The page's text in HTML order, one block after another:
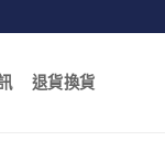
退貨換貨